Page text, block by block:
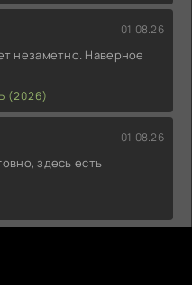
01.08.26
незаметно. Наверное
(2026)
01.08.26
здесь есть